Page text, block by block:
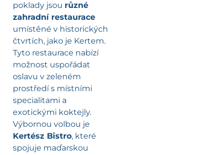
poklady jsou různé
zahradní restaurace
umístěné v historických
čtvrtích, jako je Kertem.
Tyto restaurace nabízí
možnost uspořádat
oslavu v zeleném
prostředí s místními
specialitami a
exotickými koktejly.
Výbornou volbou je
Kertész Bistro, které
spojuje maďarskou